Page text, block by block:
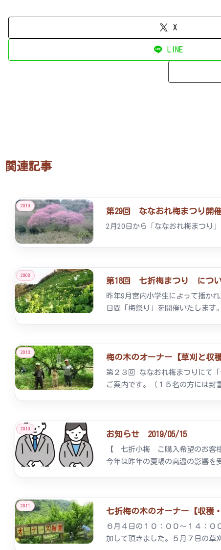
X
LINE
関連記事
2019
第29回 ななおれ梅まつり開
2月20日から「ななおれ梅まつり
2008
第18回 七折梅まつり につ
昨年9月宮内小学生によって播か
日間「梅祭り」を開催いたしま
2013
梅の木のオーナー【草刈と収
第２３回 ななおれ梅まつりにて
ご案内です。（１５名の方には
2019
お知らせ 2019/05/15
【 七折小梅 ご購入希望のお客
今年は昨年の夏場の高温の影響を
2011
七折梅の木のオーナー【収穫
６月４日の１０：００～１４：０
加して頂きました。５月７日の草